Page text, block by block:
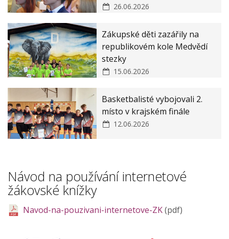
26.06.2026
Zákupské děti zazářily na
republikovém kole Medvědí
stezky
15.06.2026
Basketbalisté vybojovali 2.
místo v krajském finále
12.06.2026
Návod na používání internetové
žákovské knížky
Navod-na-pouzivani-internetove-ZK(pdf)